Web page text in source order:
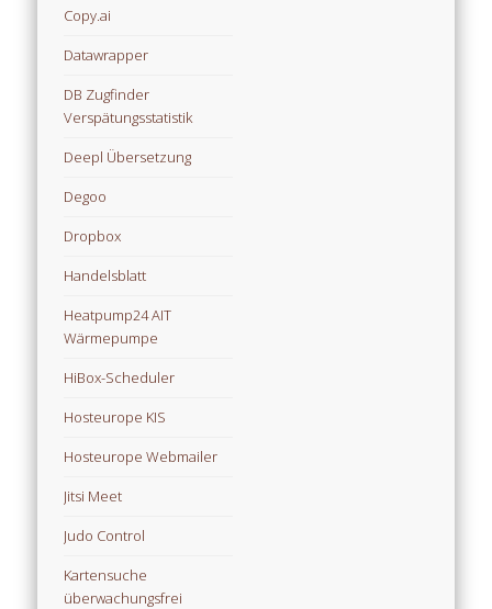
Copy.ai
Datawrapper
DB Zugfinder
Verspätungsstatistik
Deepl Übersetzung
Degoo
Dropbox
Handelsblatt
Heatpump24 AIT
Wärmepumpe
HiBox-Scheduler
Hosteurope KIS
Hosteurope Webmailer
Jitsi Meet
Judo Control
Kartensuche
überwachungsfrei